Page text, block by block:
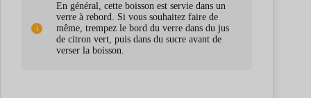
En général, cette boisson est servie dans un
verre à rebord. Si vous souhaitez faire de
même, trempez le bord du verre dans du jus
de citron vert, puis dans du sucre avant de
verser la boisson.